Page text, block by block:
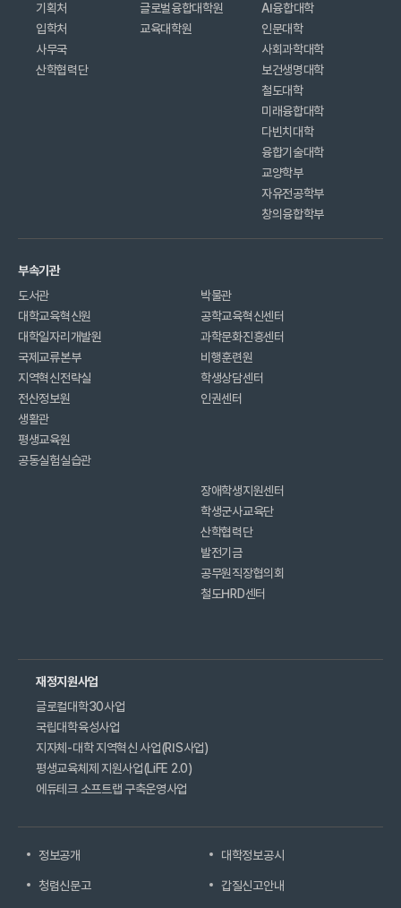
기획처
입학처
사무국
산학협력단
글로벌융합대학원
교육대학원
AI융합대학
인문대학
사회과학대학
보건생명대학
철도대학
미래융합대학
다빈치대학
융합기술대학
교양학부
자유전공학부
창의융합학부
부속기관
도서관
대학교육혁신원
대학일자리개발원
국제교류본부
지역혁신전략실
전산정보원
생활관
평생교육원
공동실험실습관
박물관
공학교육혁신센터
과학문화진흥센터
비행훈련원
학생상담센터
인권센터
장애학생지원센터
학생군사교육단
산학협력단
발전기금
공무원직장협의회
철도HRD센터
재정지원사업
글로컬대학30사업
국립대학육성사업
지자체-대학 지역혁신 사업(RIS사업)
평생교육체제 지원사업(LiFE 2.0)
에듀테크 소프트랩 구축운영사업
정보공개 대학정보공시
청렴신문고 갑질신고안내